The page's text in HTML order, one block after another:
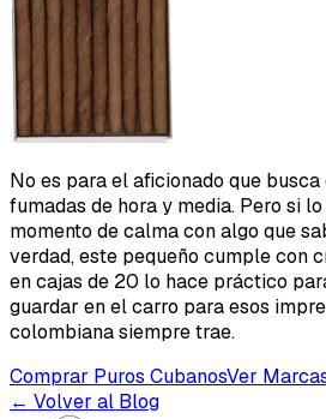
No es para el aficionado que
fumadas de hora y media. Pero si
momento de calma con algo que
verdad, este pequeño cumple con
en cajas de 20 lo hace práctico
guardar en el carro para esos
colombiana siempre trae.
Comprar Puros CubanosVer
← Volver al Blog